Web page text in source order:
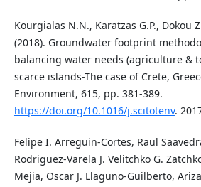
Kourgialas N.N., Karatzas G.P., Dokou
(2018). Groundwater footprint
balancing water needs (agriculture &
scarce islands-The case of Crete,
Environment, 615, pp. 381-389.
https://doi.org/10.1016/j.scitotenv.
Felipe I. Arreguin-Cortes, Raul
Rodriguez-Varela J. Velitchko G.
Mejia, Oscar J. Llaguno-Guilberto,